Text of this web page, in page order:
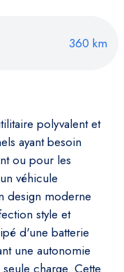
360 km
polyvalent et
ayant besoin
ou pour les
véhicule
design moderne
style et
d'une batterie
une autonomie
charge. Cette